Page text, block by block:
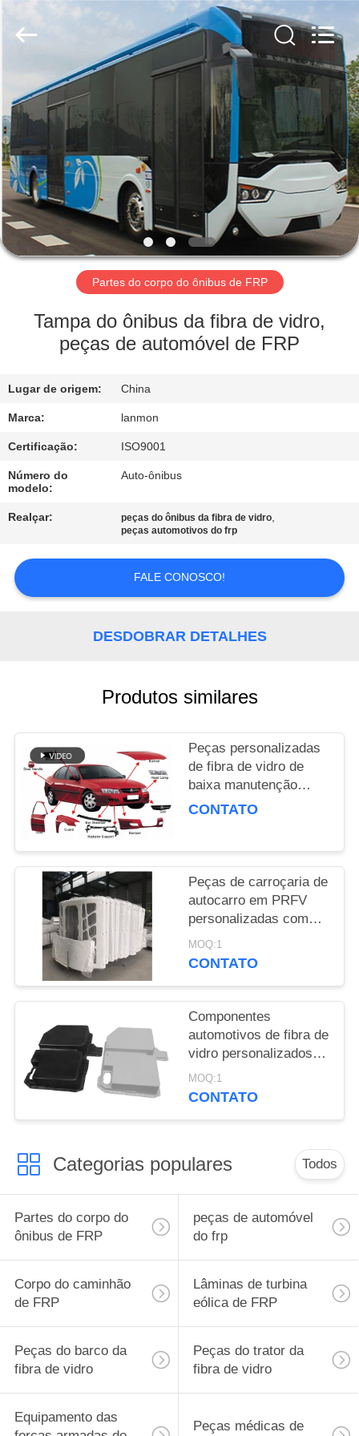
CASA
PRODUTOS
SOBRE
NÓS
EXCURSÃO
FÁBRICA
DA
QUALIDADE
CONTACTE-
NOS
MAPA
POLICY
Rights
Partes do corpo do ônibus de FRP
Tampa do ônibus da fibra de vidro,
peças de automóvel de FRP
Lugar de origem: China
Marca: lanmon
Certificação: ISO9001
Número do
modelo:
Auto-ônibus
Realçar: peças do ônibus da fibra de vidro,
peças automotivos do frp
FALE CONOSCO!
DESDOBRAR DETALHES
Produtos similares
Peças personalizadas
de fibra de vidro de
baixa manutenção
Componentes
atender a requisitos
específicos
CONTATO
Peças de carroçaria de
autocarro em PRFV
personalizadas com
pintura Gel Coat,
equipadas com
resistência duradouros
MOQ:1
CONTATO
Componentes
automotivos de fibra de
vidro personalizados,
de baixa manutenção,
leves, concebidos para
MOQ:1
CONTATO
Categorias populares Todos
Partes do corpo do
ônibus de FRP
peças de automóvel
do frp
Corpo do caminhão
de FRP
Lâminas de turbina
eólica de FRP
Peças do barco da
fibra de vidro
Peças do trator da
fibra de vidro
Equipamento das
Peças médicas de